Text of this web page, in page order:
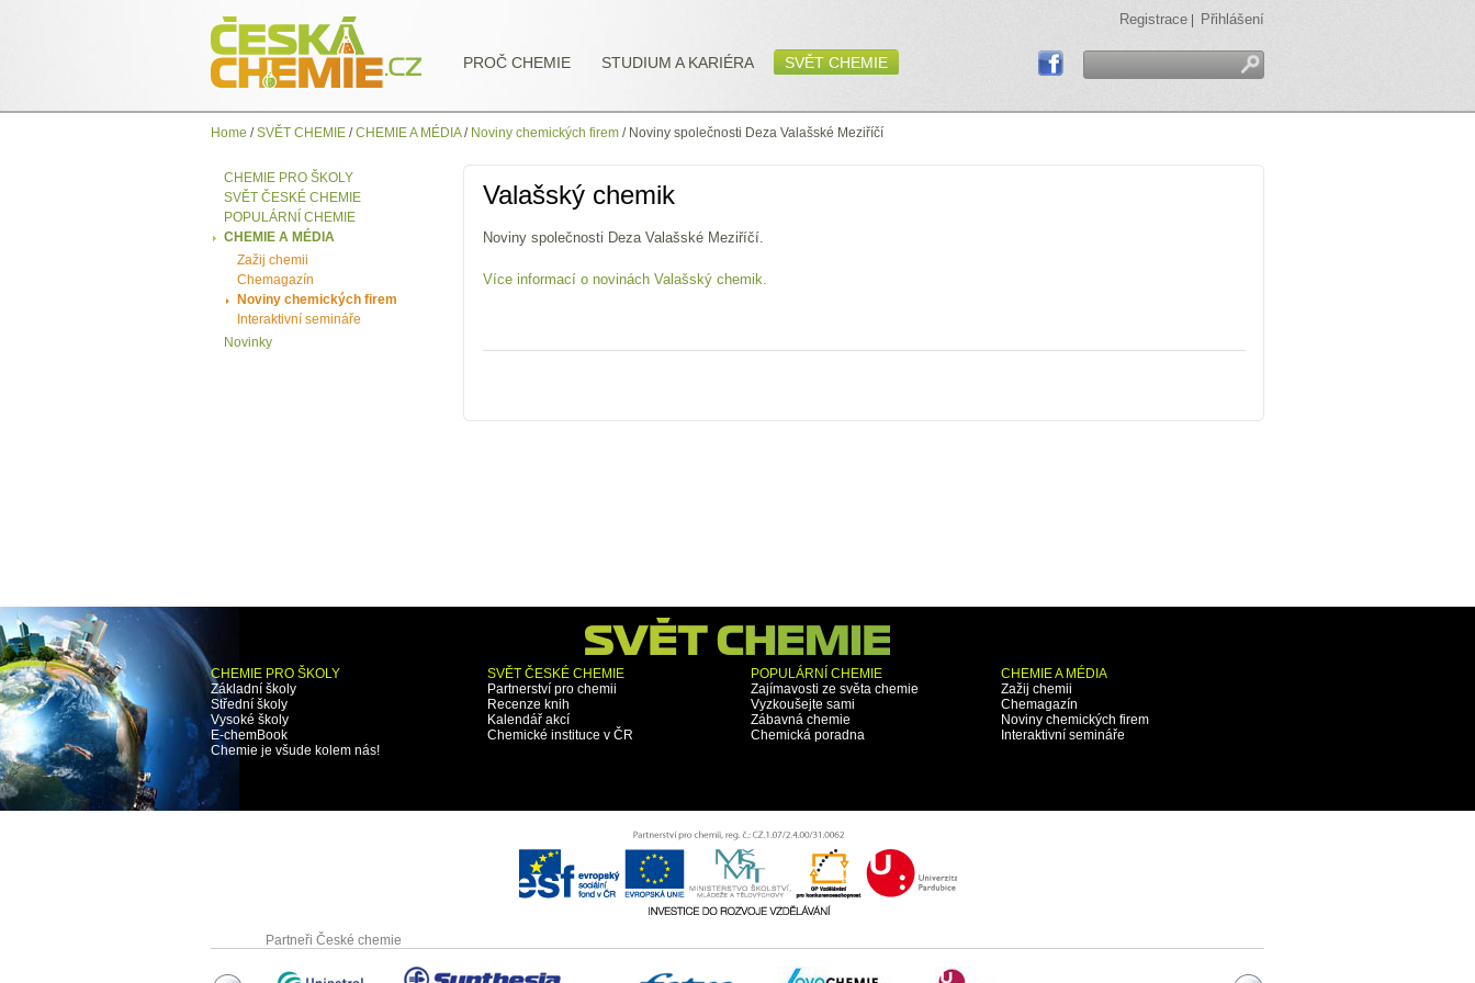
Registrace Přihlášení
PROČ CHEMIE STUDIUM A KARIÉRA SVĚT CHEMIE
Home / SVĚT CHEMIE / CHEMIE A MÉDIA / Noviny chemických firem / Noviny společnosti Deza Valašské Meziříčí
CHEMIE PRO ŠKOLY
SVĚT ČESKÉ CHEMIE
POPULÁRNÍ CHEMIE
CHEMIE A MÉDIA
Zažij chemii
Chemagazín
Noviny chemických firem
Interaktivní semináře
Novinky
Valašský chemik
Noviny společnosti Deza Valašské Meziříčí.
Více informací o novinách Valašský chemik.
CHEMIE PRO ŠKOLY
Základní školy
Střední školy
Vysoké školy
E-chemBook
Chemie je všude kolem nás!
SVĚT ČESKÉ CHEMIE
Partnerství pro chemii
Recenze knih
Kalendář akcí
Chemické instituce v ČR
POPULÁRNÍ CHEMIE
Zajímavosti ze světa chemie
Vyzkoušejte sami
Zábavná chemie
Chemická poradna
CHEMIE A MÉDIA
Zažij chemii
Chemagazín
Noviny chemických firem
Interaktivní semináře
Partneři České chemie